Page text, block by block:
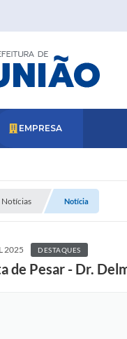
EMPRESA
Notícias Notícia
2025 DESTAQUES
de Pesar - Dr.